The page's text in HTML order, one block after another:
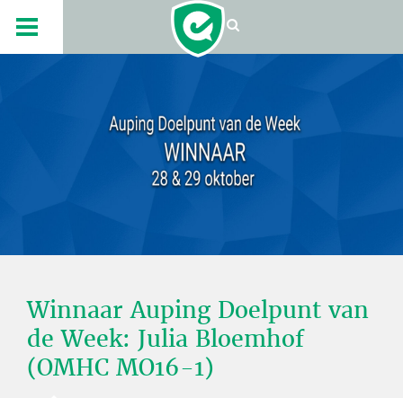
Winnaar Auping Doelpunt van
de Week: Julia Bloemhof
(OMHC MO16-1)